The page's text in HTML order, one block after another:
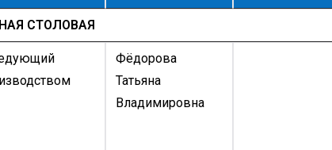
СТОЛОВАЯ
Фёдорова
Татьяна
Владимировна